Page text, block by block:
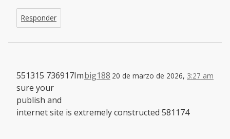
Responder
big188 20 de marzo de 2026, 3:27 am
551315 736917Im
sure your
publish and
internet site is extremely constructed 581174